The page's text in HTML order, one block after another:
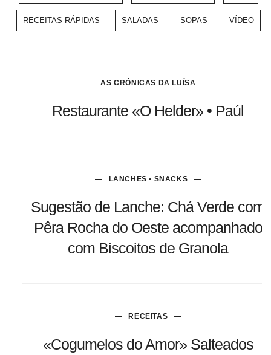
RECEITAS RÁPIDAS SALADAS SOPAS VÍDEO
AS CRÓNICAS DA LUÍSA
Restaurante «O Helder» • Paúl
LANCHES • SNACKS
Sugestão de Lanche: Chá Verde com
Pêra Rocha do Oeste acompanhado
com Biscoitos de Granola
RECEITAS
«Cogumelos do Amor» Salteados